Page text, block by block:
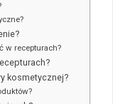
w recepturach?
kosmetycznej?